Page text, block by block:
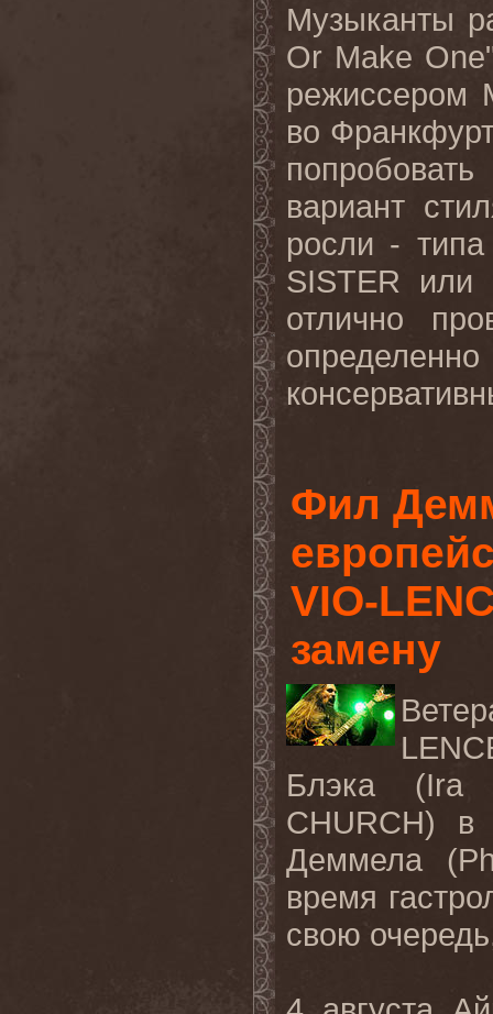
Музыканты
Or Make One
режиссером
во
вариант
росли -
SISTER или
отлично
Фил
VIO-
замену
Блэка (Ira
CHURCH) в
Деммела (
время
свою